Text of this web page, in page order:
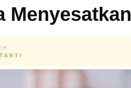
Menyesatkan